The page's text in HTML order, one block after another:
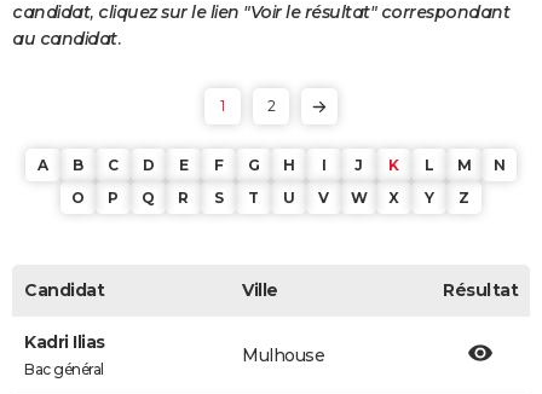
FORUM
candidat, cliquez sur le lien "Voir le résultat" correspondant
au candidat.
1 2
A B C D E F G H I J K L M
N
O
P Q R S T U V W X Y Z
Candidat Ville Résultat
Kadri Ilias
Bac général
Mulhouse